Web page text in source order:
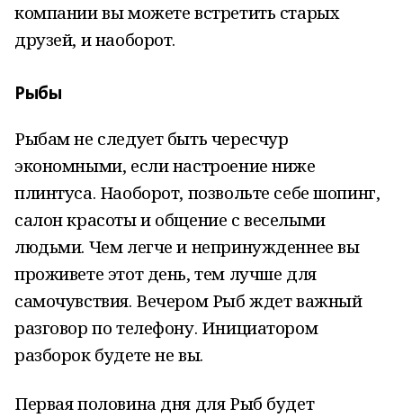
компании вы можете встретить старых
друзей, и наоборот.
Рыбы
Рыбам не следует быть чересчур
экономными, если настроение ниже
плинтуса. Наоборот, позвольте себе шопинг,
салон красоты и общение с веселыми
людьми. Чем легче и непринужденнее вы
проживете этот день, тем лучше для
самочувствия. Вечером Рыб ждет важный
разговор по телефону. Инициатором
разборок будете не вы.
Первая половина дня для Рыб будет